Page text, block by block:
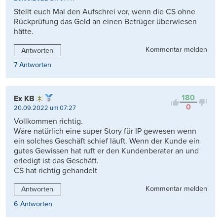
Stellt euch Mal den Aufschrei vor, wenn die CS ohne
Rückprüfung das Geld an einen Betrüger überwiesen
hätte.
Antworten
Kommentar melden
7 Antworten
180
0
Ex KB
20.09.2022 um 07:27
Vollkommen richtig.
Wäre natürlich eine super Story für IP gewesen wenn
ein solches Geschäft schief läuft. Wenn der Kunde ein
gutes Gewissen hat ruft er den Kundenberater an und
erledigt ist das Geschäft.
CS hat richtig gehandelt
Antworten
Kommentar melden
6 Antworten